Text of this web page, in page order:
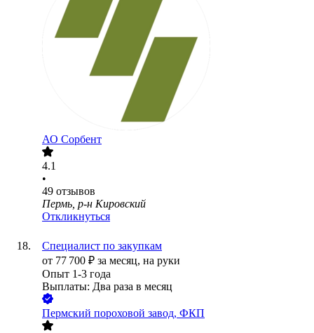
АО Сорбент
4.1
•
49 отзывов
Пермь, р-н Кировский
Откликнуться
Специалист по закупкам
от 77 700 ₽ за месяц, на руки
Опыт 1-3 года
Выплаты: Два раза в месяц
Пермский пороховой завод, ФКП